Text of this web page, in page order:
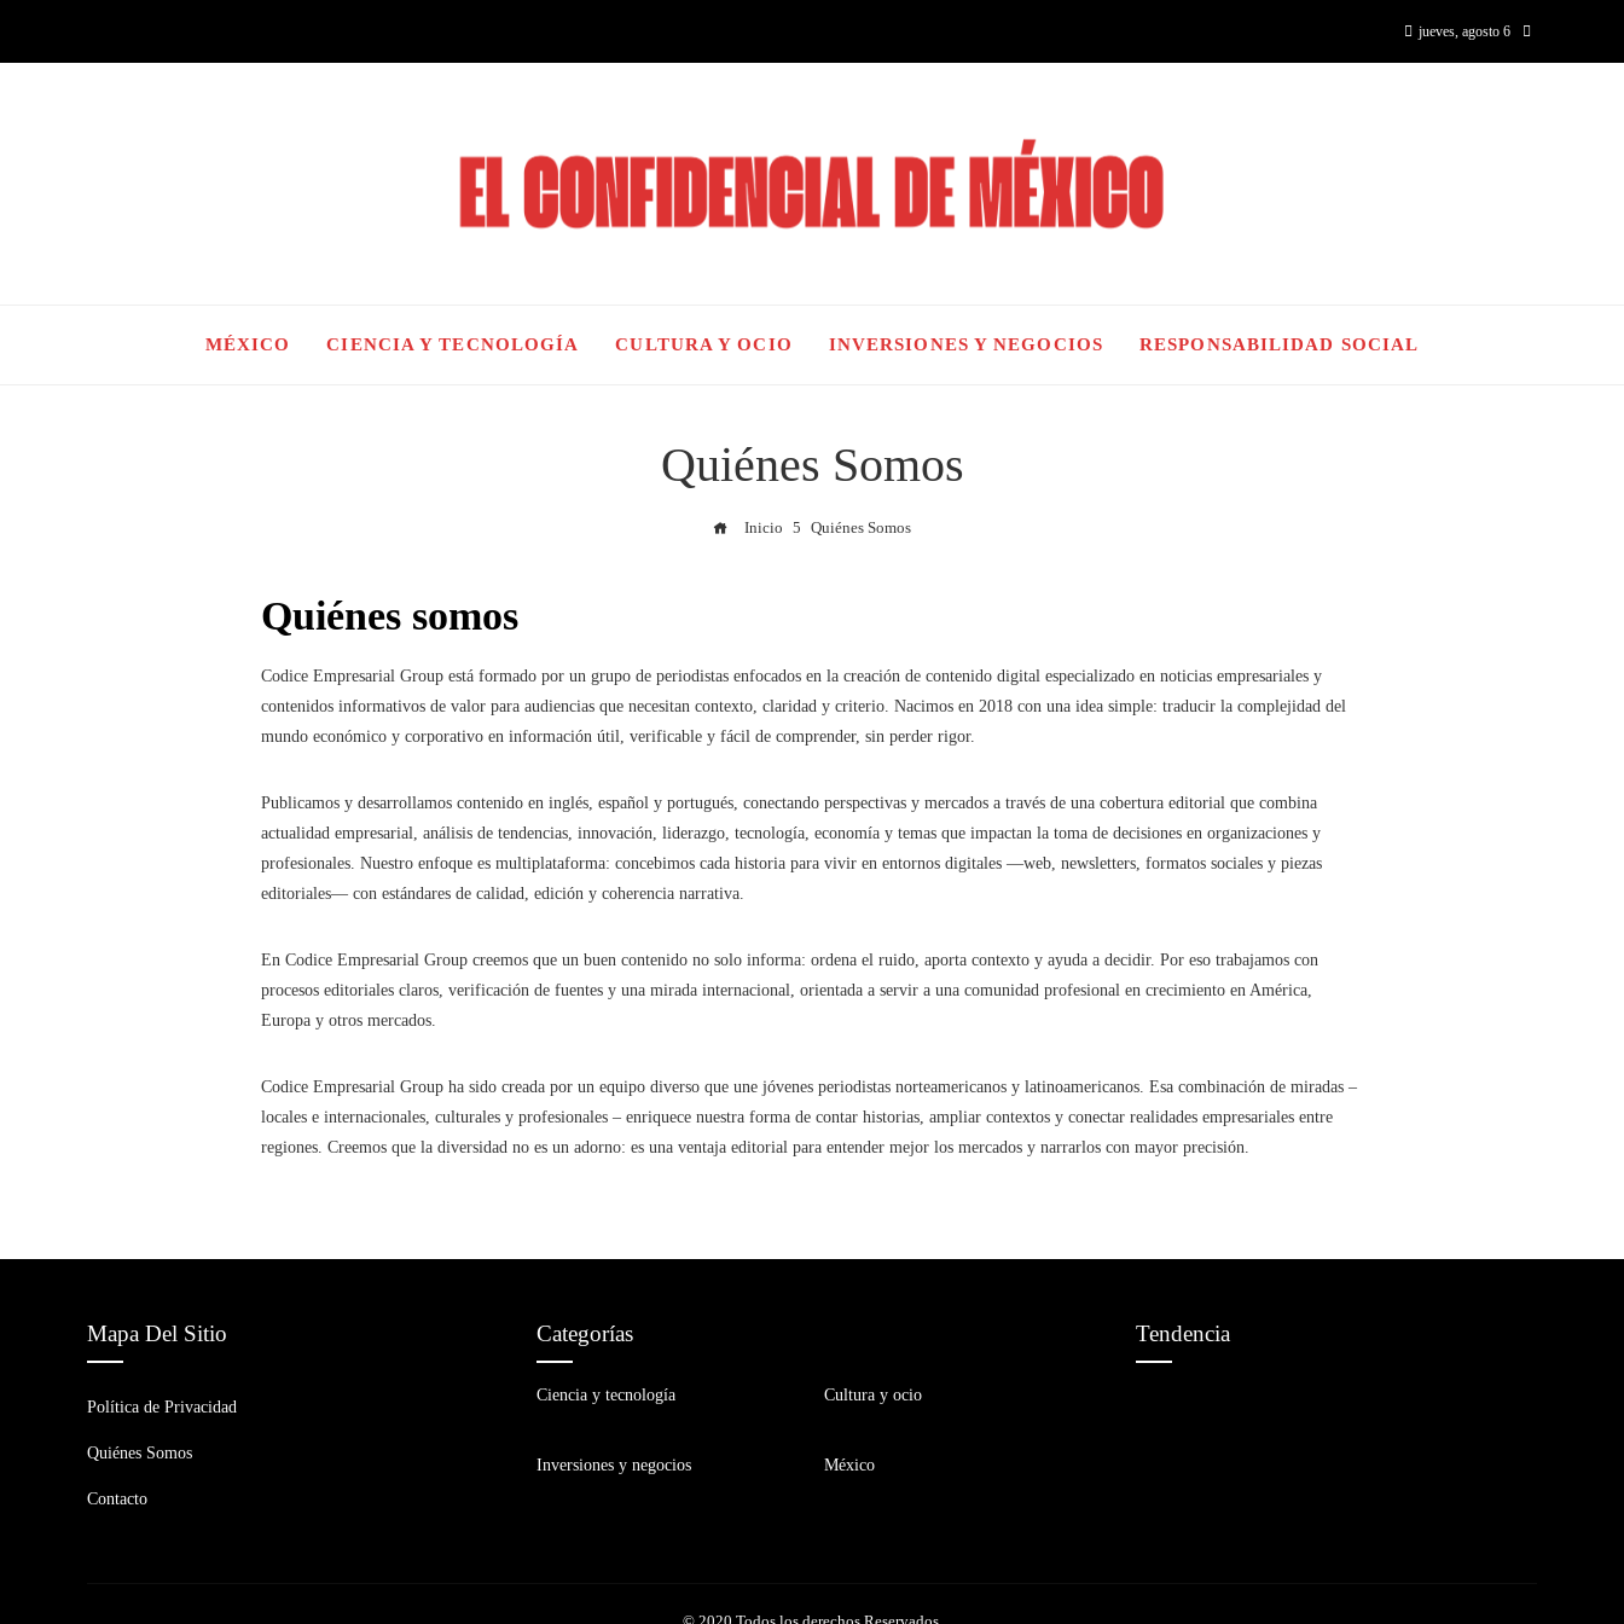
jueves, agosto 6
MÉXICO CIENCIA Y TECNOLOGÍA CULTURA Y OCIO INVERSIONES Y NEGOCIOS RESPONSABILIDAD SOCIAL
Quiénes Somos
Inicio Quiénes Somos
Quiénes somos
Codice Empresarial Group está formado por un grupo de periodistas enfocados en la creación de contenido digital especializado en noticias empresariales y
contenidos informativos de valor para audiencias que necesitan contexto, claridad y criterio. Nacimos en 2018 con una idea simple: traducir la complejidad del
mundo económico y corporativo en información útil, verificable y fácil de comprender, sin perder rigor.
Publicamos y desarrollamos contenido en inglés, español y portugués, conectando perspectivas y mercados a través de una cobertura editorial que combina
actualidad empresarial, análisis de tendencias, innovación, liderazgo, tecnología, economía y temas que impactan la toma de decisiones en organizaciones y
profesionales. Nuestro enfoque es multiplataforma: concebimos cada historia para vivir en entornos digitales —web, newsletters, formatos sociales y piezas
editoriales— con estándares de calidad, edición y coherencia narrativa.
En Codice Empresarial Group creemos que un buen contenido no solo informa: ordena el ruido, aporta contexto y ayuda a decidir. Por eso trabajamos con
procesos editoriales claros, verificación de fuentes y una mirada internacional, orientada a servir a una comunidad profesional en crecimiento en América,
Europa y otros mercados.
Codice Empresarial Group ha sido creada por un equipo diverso que une jóvenes periodistas norteamericanos y latinoamericanos. Esa combinación de miradas –
locales e internacionales, culturales y profesionales – enriquece nuestra forma de contar historias, ampliar contextos y conectar realidades empresariales entre
regiones. Creemos que la diversidad no es un adorno: es una ventaja editorial para entender mejor los mercados y narrarlos con mayor precisión.
Mapa Del Sitio
Política de Privacidad
Quiénes Somos
Contacto
Categorías
Ciencia y tecnología Cultura y ocio
Inversiones y negocios México
Tendencia